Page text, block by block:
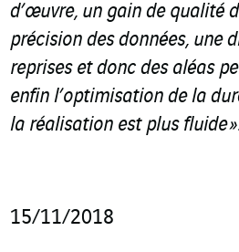
d’œuvre, un gain de qualité
précision des données, une
reprises et donc des aléas
enfin l’optimisation de la
la réalisation est plus fluide »
15/11/2018